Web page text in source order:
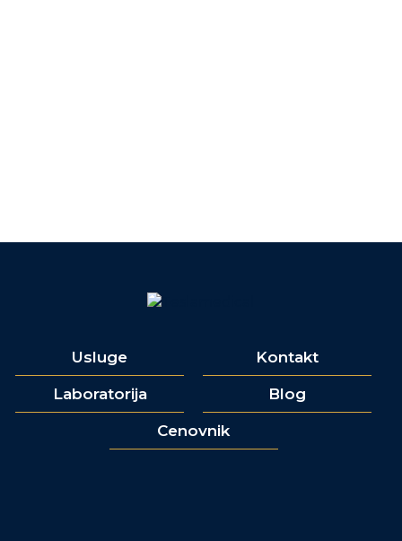
Usluge Kontakt
Laboratorija Blog
Cenovnik